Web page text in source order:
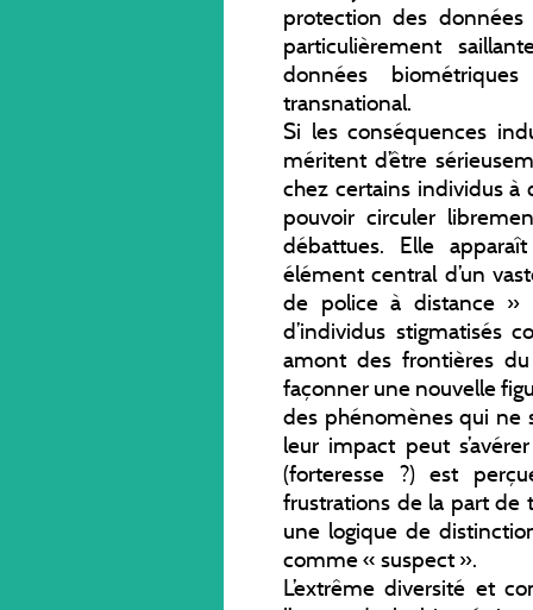
protection des
particulièrement
données
transnational.
Si les conséquences
méritent d’être
chez certains individus
pouvoir circuler
débattues. Elle
élément central d’un
de police à distance »
d’individus stigmatisés
amont des frontières
façonner une nouvelle
des phénomènes qui ne
leur impact peut
(forteresse ?) est
frustrations de la part de
une logique de
comme « suspect ».
L’extrême diversité et